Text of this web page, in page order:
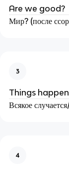
Are we good?
Мир? (после
3
Things happen
Всякое
4